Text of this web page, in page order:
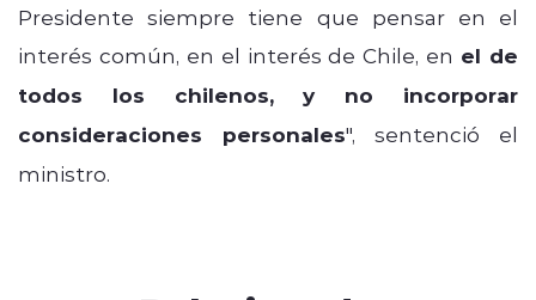
Presidente siempre tiene que pensar en el
interés común, en el interés de Chile, en el de
todos los chilenos, y no incorporar
consideraciones personales", sentenció el
ministro.